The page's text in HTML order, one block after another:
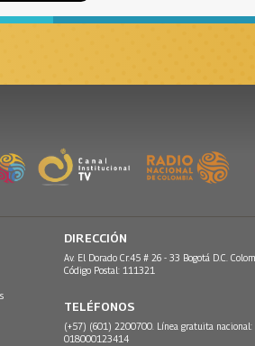
DIRECCIÓN
Av. El Dorado Cr.45 # 26 - 33 Bogotá D.C.
Código Postal: 111321
TELÉFONOS
(+57) (601) 2200700. Línea gratuita nacional:
018000123414